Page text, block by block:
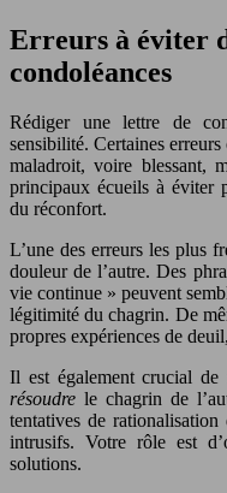
Erreurs à éviter
condoléances
Rédiger une lettre de
sensibilité. Certaines
maladroit, voire blessant,
principaux écueils à éviter
du réconfort.
L’une des erreurs les plus
douleur de l’autre. Des
vie continue » peuvent
légitimité du chagrin. De
propres expériences de
Il est également crucial
résoudre le chagrin de
tentatives de
intrusifs. Votre rôle est
solutions.